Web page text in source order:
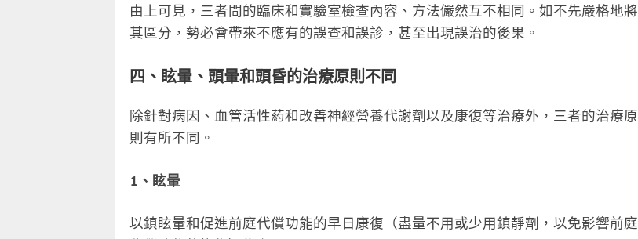
由上可見，三者間的臨床和實驗室檢查內容、方法儼然互不相同。如不先嚴格地將
其區分，勢必會帶來不應有的誤查和誤診，甚至出現誤治的後果。
四、眩暈、頭暈和頭昏的治療原則不同
除針對病因、血管活性葯和改善神經營養代謝劑以及康復等治療外，三者的治療原
則有所不同。
1、眩暈
以鎮眩暈和促進前庭代償功能的早日康復（盡量不用或少用鎮靜劑，以免影響前庭